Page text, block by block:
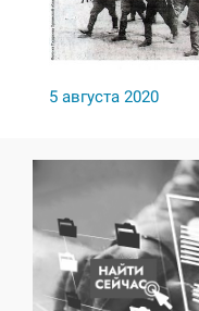
5 августа 2020